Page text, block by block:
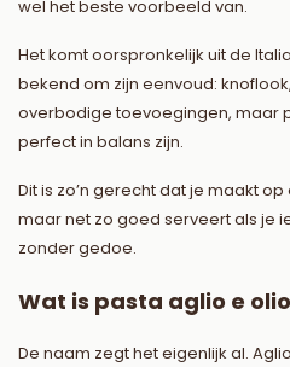
wel het beste voorbeeld van.
Het komt oorspronkelijk uit de
bekend om zijn eenvoud:
overbodige toevoegingen, maar
perfect in balans zijn.
Dit is zo’n gerecht dat je maakt
maar net zo goed serveert als je
zonder gedoe.
Wat is pasta aglio e
De naam zegt het eigenlijk al.